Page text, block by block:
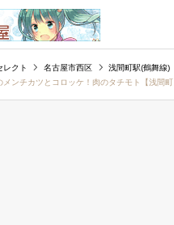
レクト 名古屋市西区 浅間町駅(鶴舞線)
ンチカツとコロッケ！肉のタチモト【浅間町